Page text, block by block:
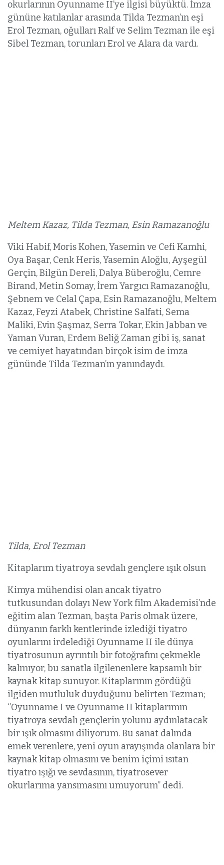
okurlarının Oyunname II’ye ilgisi büyüktü. İmza
gününe katılanlar arasında Tilda Tezman’ın eşi
Erol Tezman, oğulları Ralf ve Selim Tezman ile eşi
Sibel Tezman, torunları Erol ve Alara da vardı.
Meltem Kazaz, Tilda Tezman, Esin Ramazanoğlu
Viki Habif, Moris Kohen, Yasemin ve Cefi Kamhi,
Oya Başar, Cenk Heris, Yasemin Aloğlu, Ayşegül
Gerçin, Bilgün Dereli, Dalya Büberoğlu, Cemre
Birand, Metin Somay, İrem Yargıcı Ramazanoğlu,
Şebnem ve Celal Çapa, Esin Ramazanoğlu, Meltem
Kazaz, Feyzi Atabek, Christine Salfati, Sema
Maliki, Evin Şaşmaz, Serra Tokar, Ekin Jabban ve
Yaman Vuran, Erdem Beliğ Zaman gibi iş, sanat
ve cemiyet hayatından birçok isim de imza
gününde Tilda Tezman’ın yanındaydı.
Tilda, Erol Tezman
Kitaplarım tiyatroya sevdalı gençlere ışık olsun
Kimya mühendisi olan ancak tiyatro
tutkusundan dolayı New York film Akademisi’nde
eğitim alan Tezman, başta Paris olmak üzere,
dünyanın farklı kentlerinde izlediği tiyatro
oyunlarını irdelediği Oyunname II ile dünya
tiyatrosunun ayrıntılı bir fotoğrafını çekmekle
kalmıyor, bu sanatla ilgilenenlere kapsamlı bir
kaynak kitap sunuyor. Kitaplarının gördüğü
ilgiden mutluluk duyduğunu belirten Tezman;
‘’Oyunname I ve Oyunname II kitaplarımın
tiyatroya sevdalı gençlerin yolunu aydınlatacak
bir ışık olmasını diliyorum. Bu sanat dalında
emek verenlere, yeni oyun arayışında olanlara bir
kaynak kitap olmasını ve benim içimi ısıtan
tiyatro ışığı ve sevdasının, tiyatrosever
okurlarıma yansımasını umuyorum’’ dedi.